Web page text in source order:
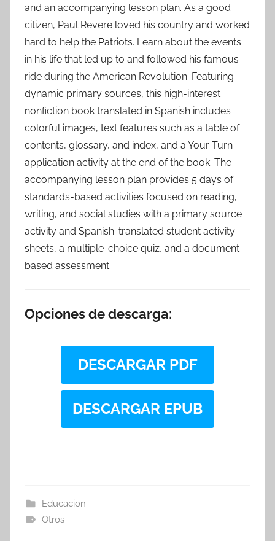
and an accompanying lesson plan. As a good
citizen, Paul Revere loved his country and worked
hard to help the Patriots. Learn about the events
in his life that led up to and followed his famous
ride during the American Revolution. Featuring
dynamic primary sources, this high-interest
nonfiction book translated in Spanish includes
colorful images, text features such as a table of
contents, glossary, and index, and a Your Turn
application activity at the end of the book. The
accompanying lesson plan provides 5 days of
standards-based activities focused on reading,
writing, and social studies with a primary source
activity and Spanish-translated student activity
sheets, a multiple-choice quiz, and a document-
based assessment.
Opciones de descarga:
DESCARGAR PDF
DESCARGAR EPUB
Educacion
Otros